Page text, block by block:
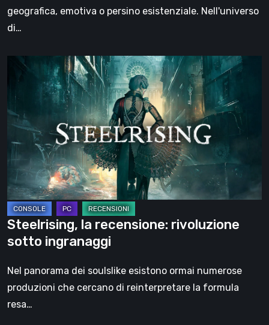
geografica, emotiva o persino esistenziale. Nell'universo
di…
Steelrising,
recensione:
rivoluzione
sotto
ingranaggi
Steelrising, la recensione: rivoluzione
sotto ingranaggi
Nel panorama dei soulslike esistono ormai numerose
produzioni che cercano di reinterpretare la formula
resa…